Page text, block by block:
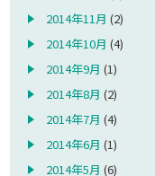
2014年11月 (2)
2014年10月 (4)
2014年9月 (1)
2014年8月 (2)
2014年7月 (4)
2014年6月 (1)
2014年5月 (6)